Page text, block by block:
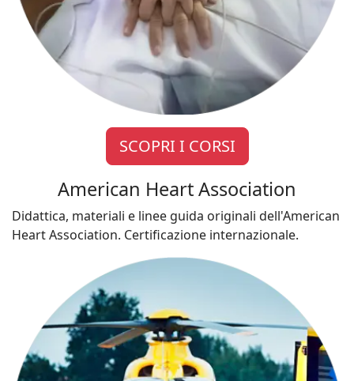
SCOPRI I CORSI
American Heart Association
Didattica, materiali e linee guida originali dell'American
Heart Association. Certificazione internazionale.